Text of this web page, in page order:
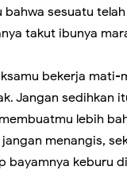
bahwa sesuatu
takut ibunya
bekerja
Jangan sedihkan
lebih
menangis,
bayamnya keburu